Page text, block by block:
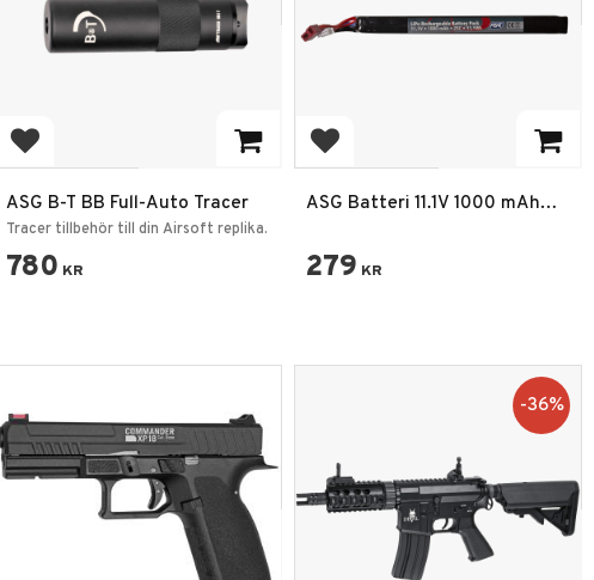
Add to favorites
ASG B-T BB Full-Auto Tracer
Tracer tillbehör till din Airsoft replika.
780 KR
Add to favorites
ASG Batteri 11.1V 1000 mAh
279 KR
36%